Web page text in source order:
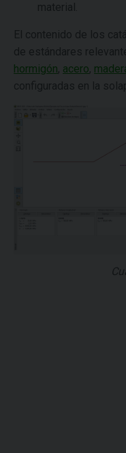
material.
El contenido de los
de estándares
hormigón, acero,
configuradas en la